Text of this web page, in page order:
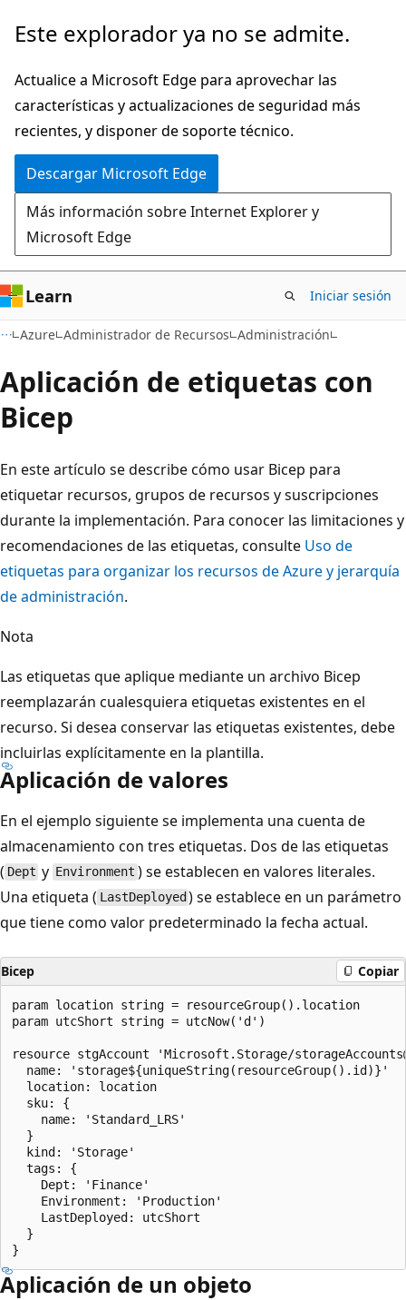
Ir
contenido
principal
Este explorador ya no se admite.
Actualice a Microsoft Edge para aprovechar las
características y actualizaciones de seguridad más
recientes, y disponer de soporte técnico.
Descargar Microsoft Edge
Más información sobre Internet Explorer y
Microsoft Edge
Learn Iniciar sesión
Azure Administrador de Recursos Administración
Aplicación de etiquetas con
Bicep
En este artículo se describe cómo usar Bicep para
etiquetar recursos, grupos de recursos y suscripciones
durante la implementación. Para conocer las limitaciones y
recomendaciones de las etiquetas, consulte Uso de
etiquetas para organizar los recursos de Azure y jerarquía
de administración.
Nota
Las etiquetas que aplique mediante un archivo Bicep
reemplazarán cualesquiera etiquetas existentes en el
recurso. Si desea conservar las etiquetas existentes, debe
incluirlas explícitamente en la plantilla.
Aplicación de valores
En el ejemplo siguiente se implementa una cuenta de
almacenamiento con tres etiquetas. Dos de las etiquetas
( Dept y Environment ) se establecen en valores literales.
Una etiqueta ( LastDeployed ) se establece en un parámetro
que tiene como valor predeterminado la fecha actual.
Bicep Copiar
param location string = resourceGroup().location
param utcShort string = utcNow('d')
resource stgAccount 'Microsoft.Storage/
  name: 'storage${uniqueString(resourceGroup().id)}'
  location: location
  sku: {
    name: 'Standard_LRS'
  }
  kind: 'Storage'
  tags: {
    Dept: 'Finance'
    Environment: 'Production'
    LastDeployed: utcShort
  }
Aplicación de un objeto